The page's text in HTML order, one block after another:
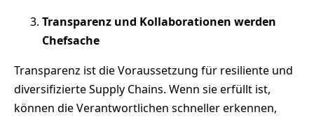
Transparenz und Kollaborationen werden
Chefsache
Transparenz ist die Voraussetzung für resiliente und
diversifizierte Supply Chains. Wenn sie erfüllt ist,
können die Verantwortlichen schneller erkennen,